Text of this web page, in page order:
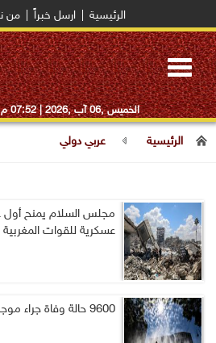
الرئيسية ارسل خبراً من
Toggle
navigation
الخميس ,06 آب ,2026 | 07:52 م
الرئيسية عربي دولي
مجلس السلام يمنح أول
عسكرية للقوات المغربية
9600 حالة وفاة جراء موجة حر في ألمانيا بأسبوع واحد